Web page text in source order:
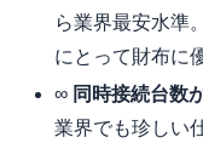
ら業界最安水準
にとって財布に
∞ 同時接続台数
業界でも珍しい